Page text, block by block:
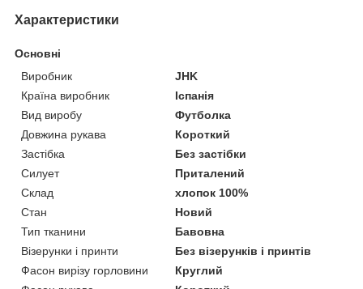
Характеристики
Основні
Виробник
JHK
Країна виробник
Іспанія
Вид виробу
Футболка
Довжина рукава
Короткий
Застібка
Без застібки
Силует
Приталений
Склад
хлопок 100%
Стан
Новий
Тип тканини
Бавовна
Візерунки і принти
Без візерунків і принтів
Фасон вирізу горловини
Круглий